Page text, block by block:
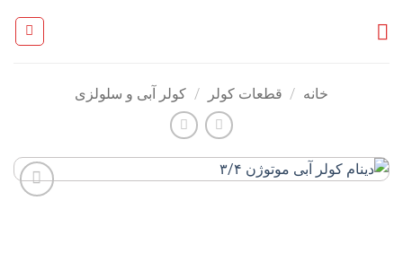
خانه / قطعات کولر / کولر آبی و سلولزی